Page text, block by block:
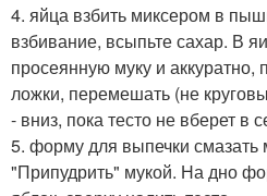
4. яйца взбить миксером в
взбивание, всыпьте сахар. В
просеянную муку и
ложки, перемешать (не
- вниз, пока тесто не вберет в
5. форму для выпечки смазать
"Припудрить" мукой. На дно